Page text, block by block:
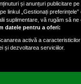
și anunțuri publicitare
linkul „Gestionați
suplimentare, vă rugăm să
datele pentru a oferi:
activă a
și dezvoltarea serviciilor.